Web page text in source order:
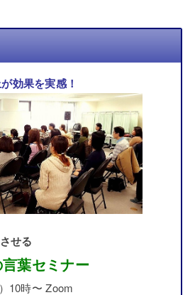
効果を実感！
せる
葉セミナー
）10時〜 Zoom